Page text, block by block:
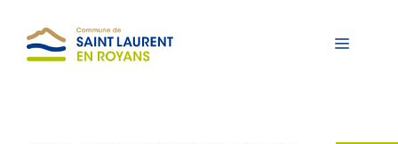
contenu
Menu